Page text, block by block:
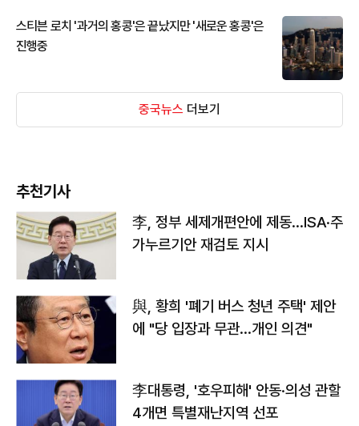
스티븐 로치 '과거의 홍콩'은 끝났지만 '새로운 홍콩'은
진행중
중국뉴스 더보기
추천기사
李, 정부 세제개편안에 제동…ISA·주
가누르기안 재검토 지시
與, 황희 '폐기 버스 청년 주택' 제안
에 "당 입장과 무관…개인 의견"
李대통령, '호우피해' 안동·의성 관할
4개면 특별재난지역 선포